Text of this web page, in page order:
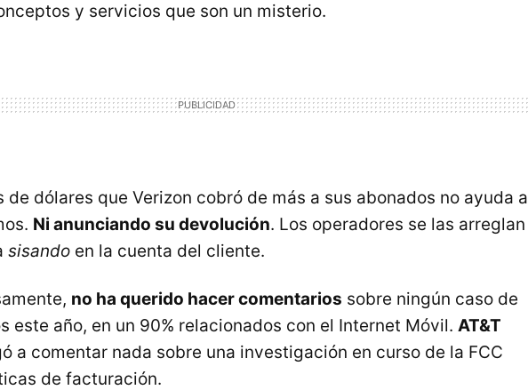
y servicios que son un misterio.
de dólares que Verizon cobró de más a sus abonados no ayuda a
Ni anunciando su devolución. Los operadores se las arreglan
sisando en la cuenta del cliente.
no ha querido hacer comentarios sobre ningún caso de
este año, en un 90% relacionados con el Internet Móvil. AT&T
a comentar nada sobre una investigación en curso de la FCC
de facturación.